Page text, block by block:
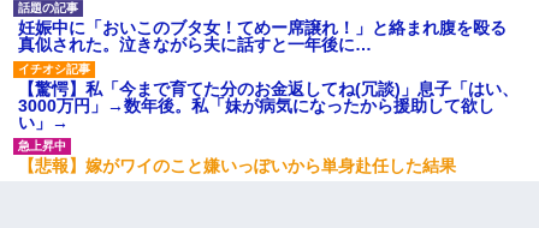
「お前の父ちゃんは自宅警備員」とかからかわれたけど、実はと
んでもない仕事に就いていた
宅飲みで女友達の乳を見てしまった・・・
妊娠中に「おいこのブタ女！てめー席譲れ！」と絡まれ腹を殴る
真似された。泣きながら夫に話すと一年後に…
妊娠中に「おいこのブタ女！てめー席譲れ！」と絡まれ腹を殴る
真似された。泣きながら夫に話すと一年後に…
【驚愕】私「今まで育てた分のお金返してね(冗談)」息子「はい、
3000万円」→数年後。私「妹が病気になったから援助して欲し
い」→
【悲報】嫁がワイのこと嫌いっぽいから単身赴任した結果